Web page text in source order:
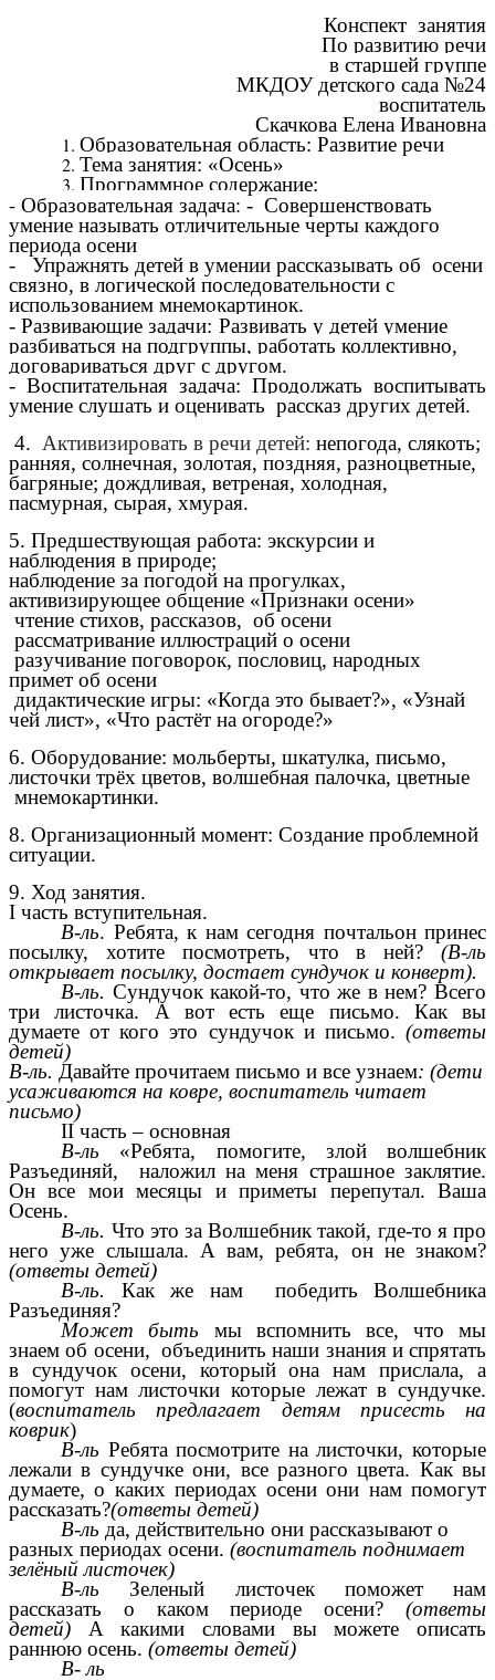
Конспект занятия
По развитию речи
в старшей группе
МКДОУ детского сада №24
воспитатель
Скачкова Елена Ивановна
Образовательная область: Развитие речи
Тема занятия: «Осень»
Программное содержание:
- Образовательная задача: - Совершенствовать
умение называть отличительные черты каждого
периода осени
- Упражнять детей в умении рассказывать об осени
связно, в логической последовательности с
использованием мнемокартинок.
- Развивающие задачи: Развивать у детей умение
разбиваться на подгруппы, работать коллективно,
договариваться друг с другом.
- Воспитательная задача: Продолжать воспитывать
умение слушать и оценивать рассказ других детей.
4. Активизировать в речи детей: непогода, слякоть;
ранняя, солнечная, золотая, поздняя, разноцветные,
багряные; дождливая, ветреная, холодная,
пасмурная, сырая, хмурая.
5. Предшествующая работа: экскурсии и
наблюдения в природе;
наблюдение за погодой на прогулках,
активизирующее общение «Признаки осени»
чтение стихов, рассказов, об осени
рассматривание иллюстраций о осени
разучивание поговорок, пословиц, народных
примет об осени
дидактические игры: «Когда это бывает?», «Узнай
чей лист», «Что растёт на огороде?»
6. Оборудование: мольберты, шкатулка, письмо,
листочки трёх цветов, волшебная палочка, цветные
мнемокартинки.
8. Организационный момент: Создание проблемной
ситуации.
9. Ход занятия.
I часть вступительная.
В-ль. Ребята, к нам сегодня почтальон принес
посылку, хотите посмотреть, что в ней? (В-ль
открывает посылку, достает сундучок и конверт).
В-ль. Сундучок какой-то, что же в нем? Всего
три листочка. А вот есть еще письмо. Как вы
думаете от кого это сундучок и письмо. (ответы
детей)
В-ль. Давайте прочитаем письмо и все узнаем: (дети
усаживаются на ковре, воспитатель читает
письмо)
II часть – основная
В-ль «Ребята, помогите, злой волшебник
Разъединяй, наложил на меня страшное заклятие.
Он все мои месяцы и приметы перепутал. Ваша
Осень.
В-ль. Что это за Волшебник такой, где-то я про
него уже слышала. А вам, ребята, он не знаком?
(ответы детей)
В-ль.
Как же нам победить Волшебника
Разъединяя?
Может быть мы вспомнить все, что мы
знаем об осени, объединить наши знания и спрятать
в сундучок осени, который она нам прислала, а
помогут нам листочки которые лежат в сундучке.
(воспитатель предлагает детям присесть на
коврик)
В-ль Ребята посмотрите на листочки, которые
лежали в сундучке они, все разного цвета. Как вы
думаете, о каких периодах осени они нам помогут
рассказать?(ответы детей)
В-ль да, действительно они рассказывают о
разных периодах осени. (воспитатель поднимает
зелёный листочек)
В-ль Зеленый листочек поможет нам
рассказать о каком периоде осени? (ответы
детей) А какими словами вы можете описать
раннюю осень. (ответы детей)
В- ль